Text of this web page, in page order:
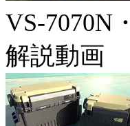
VS-7070N
解説動画